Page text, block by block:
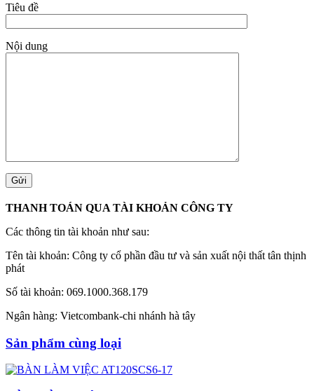
Tiêu đề
Nội dung
THANH TOÁN QUA TÀI KHOẢN CÔNG TY
Các thông tin tài khoản như sau:
Tên tài khoản: Công ty cổ phần đầu tư và sản xuất nội thất tân thịnh
phát
Số tài khoản: 069.1000.368.179
Ngân hàng: Vietcombank-chi nhánh hà tây
Sản phẩm cùng loại